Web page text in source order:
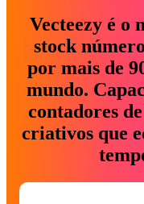
Vecteezy é o
stock
por mais de
mundo.
contadores
criativos que